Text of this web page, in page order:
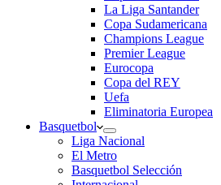
La Liga Santander
Copa Sudamericana
Champions League
Premier League
Eurocopa
Copa del REY
Uefa
Eliminatoria Europea
Basquetbol
Liga Nacional
El Metro
Basquetbol Selección